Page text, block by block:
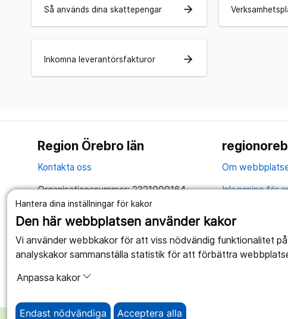
Hantera dina inställningar för kakor
Den här webbplatsen använder kakor
Vi använder webbkakor för att viss nödvändig funktionalitet
analyskakor sammanställa statistik för att förbättra
Anpassa kakor
Endast nödvändiga Acceptera alla
Så används dina skattepengar arrow_forward
Inkomna leverantörsfakturor arrow_forward
Region Örebro län
Kontakta oss
Organisationsnummer: 2321000164
Tillsammans skapar vi ett bättre liv
Om
Inloggning för
Anslagstavla